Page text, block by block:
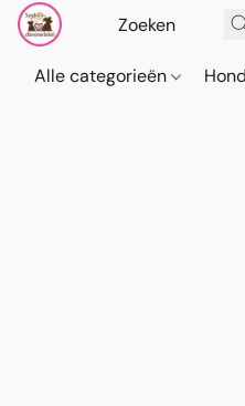
Alle categorieën Hond